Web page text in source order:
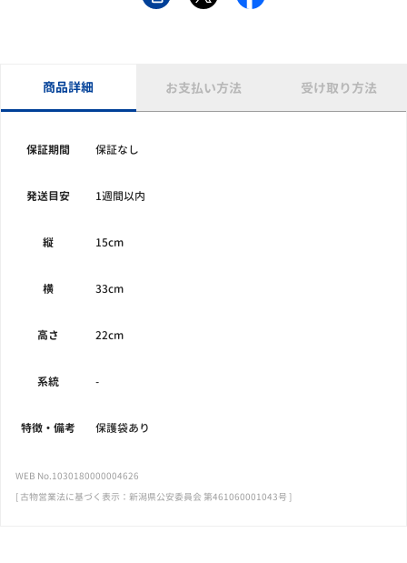
商品詳細 お支払い方法 受け取り方法
保証期間 保証なし
発送目安 1週間以内
縦 15cm
横 33cm
高さ 22cm
系統 -
特徴・備考 保護袋あり
WEB No.1030180000004626
[ 古物営業法に基づく表示：新潟県公安委員会 第461060001043号 ]